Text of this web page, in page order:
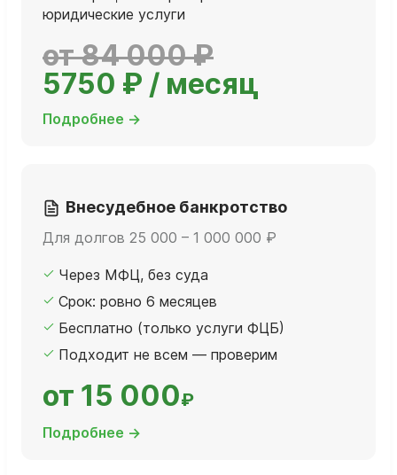
юридические услуги
от 84 000 ₽
5750 ₽ / месяц
Подробнее →
Внесудебное банкротство
Для долгов 25 000 – 1 000 000 ₽
Через МФЦ, без суда
Срок: ровно 6 месяцев
Бесплатно (только услуги ФЦБ)
Подходит не всем — проверим
от 15 000₽
Подробнее →